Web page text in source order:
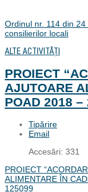
Ordinul nr. 114 din
consilierilor locali
ALTE ACTIVITĂȚI
PROIECT
AJUTOARE
POAD 2018
Tipărire
Email
Accesări: 331
PROIECT
ALIMENTARE ÎN
125099